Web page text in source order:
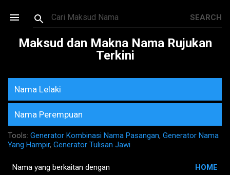
Skip to main content
Maksud dan Makna Nama Rujukan
Terkini
Nama Lelaki
Nama Perempuan
Tools: Generator Kombinasi Nama Pasangan, Generator Nama
Yang Hampir, Generator Tulisan Jawi
Nama yang berkaitan dengan HOME